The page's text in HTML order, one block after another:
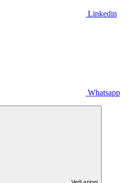
Linkedin
Whatsapp